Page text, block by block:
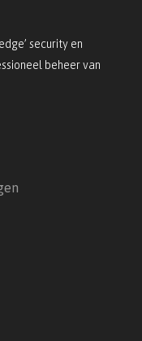
security en
beheer van